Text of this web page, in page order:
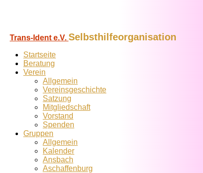
Trans-Ident e.V. Selbsthilfeorganisation
Startseite
Beratung
Verein
Allgemein
Vereins­geschichte
Satzung
Mitglied­schaft
Vorstand
Spenden
Gruppen
Allgemein
Kalender
Ansbach
Aschaffenburg